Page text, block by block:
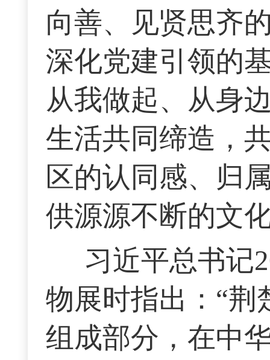
向善、见贤思齐
深化党建引领的
从我做起、从身
生活共同缔造，
区的认同感、归
供源源不断的文
习近平总书记
物展时指出：“荆
组成部分，在中